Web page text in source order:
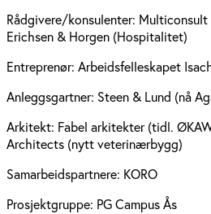
Rådgivere/konsulenter: Multiconsult
Erichsen & Horgen (Hospitalitet)
Entreprenør: Arbeidsfelleskapet
Anleggsgartner: Steen & Lund (nå
Arkitekt: Fabel arkitekter (tidl.
Architects (nytt veterinærbygg)
Samarbeidspartnere: KORO
Prosjektgruppe: PG Campus Ås